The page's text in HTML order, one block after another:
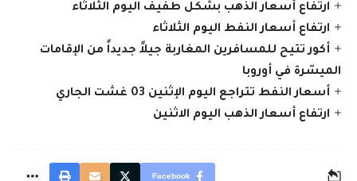
ارتفاع أسعار الذهب بشكل طفيف اليوم الثلاثاء
ارتفاع أسعار النفط اليوم الثلاثاء
أكور تتيح للمسافرين المغاربة جيلاً جديداً من الإقامات
الميسّرة في أوروبا
أسعار النفط تتراجع اليوم الإثنين 03 غشت الجاري
ارتفاع أسعار الذهب اليوم الاثنين
Facebook